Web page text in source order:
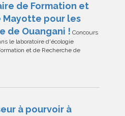
de Formation et
Mayotte pour les
de Ouangani ! Concours
le laboratoire d'écologie
et de Recherche de
à pourvoir à